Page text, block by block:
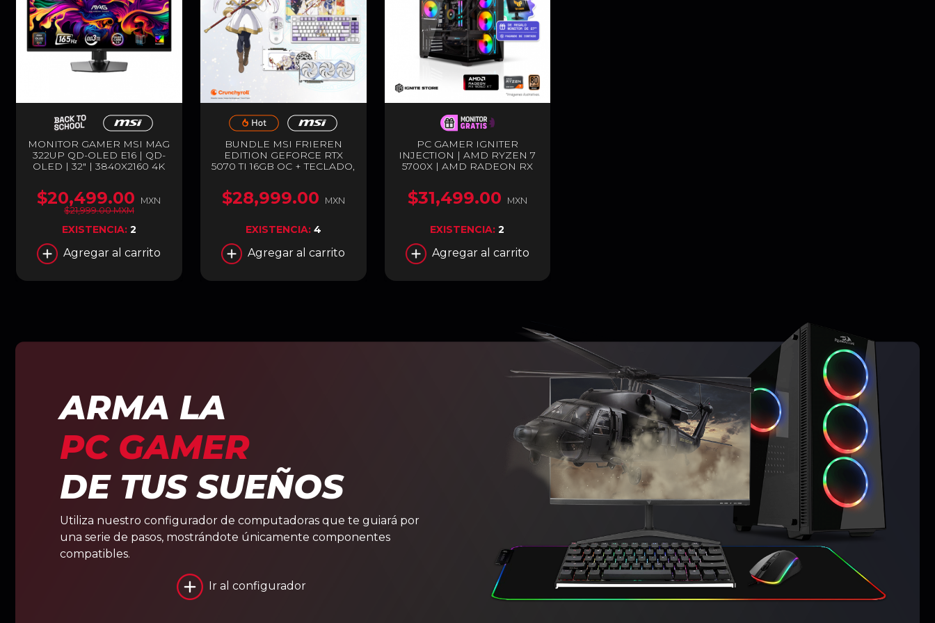
MONITOR GAMER MSI MAG
322UP QD-OLED E16 | QD-
OLED | 32" | 3840X2160 4K
DISPLAYPORT | NEGRO |
MAG 322UP QD-OLED E16
$20,499.00
MXN
$21,999.00 MXM
EXISTENCIA: 2
Agregar al carrito
BUNDLE MSI FRIEREN
EDITION GEFORCE RTX
5070 TI 16GB OC + TECLADO,
GAMER | GDDR7 | EDICIÓN
ESPECIAL | BLANCO
$28,999.00 MXN
EXISTENCIA: 4
Agregar al carrito
PC GAMER IGNITER
INJECTION | AMD RYZEN 7
5700X | AMD RADEON RX
DDR4 | SSD 1TB M.2 +
MONITOR DE 27" DE
REGALO PAGANDO DE
$31,499.00 MXN
EXISTENCIA:2
Agregar al carrito
ARMA LA
PC GAMER
DE TUS SUEÑOS
Utiliza nuestro configurador de computadoras que te guiará por
una serie de pasos, mostrándote únicamente componentes
compatibles.
Ir al configurador